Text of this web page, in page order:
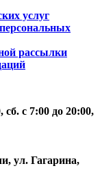
услуг
рассылки
с 7:00 до 20:00,
ул. Гагарина,